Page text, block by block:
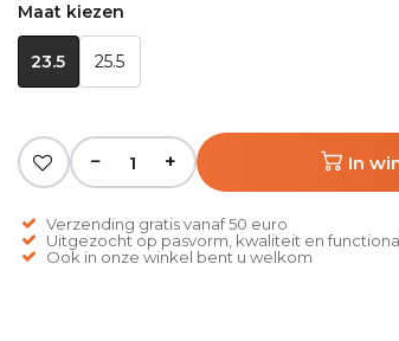
Maat kiezen
23.5 25.5
− + In
Verzending gratis vanaf 50 euro
Uitgezocht op pasvorm, kwaliteit en
Ook in onze winkel bent u welkom